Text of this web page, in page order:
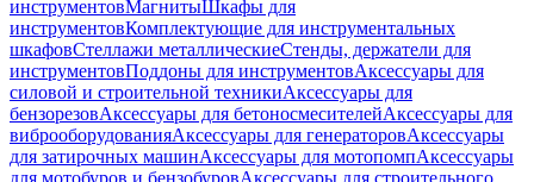
инструментовМагнитыШкафы для
инструментовКомплектующие для инструментальных
шкафовСтеллажи металлическиеСтенды, держатели для
инструментовПоддоны для инструментовАксессуары для
силовой и строительной техникиАксессуары для
бензорезовАксессуары для бетоносмесителейАксессуары для
виброоборудованияАксессуары для генераторовАксессуары
для затирочных машинАксессуары для мотопомпАксессуары
для мотобуров и бензобуровАксессуары для строительного